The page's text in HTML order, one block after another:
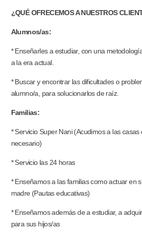
¿QUÉ OFRECEMOS A NUESTROS
Alumnos/as:
* Enseñarles a estudiar, con una
a la era actual.
* Buscar y encontrar las dificultades o
alumno/a, para solucionarlos de raíz.
Familias:
* Servicio Super Nani (Acudimos a las
necesario)
* Servicio las 24 horas
* Enseñamos a las familias como actuar en
madre (Pautas educativas)
* Enseñamos además de a estudiar, a
para sus hijos/as